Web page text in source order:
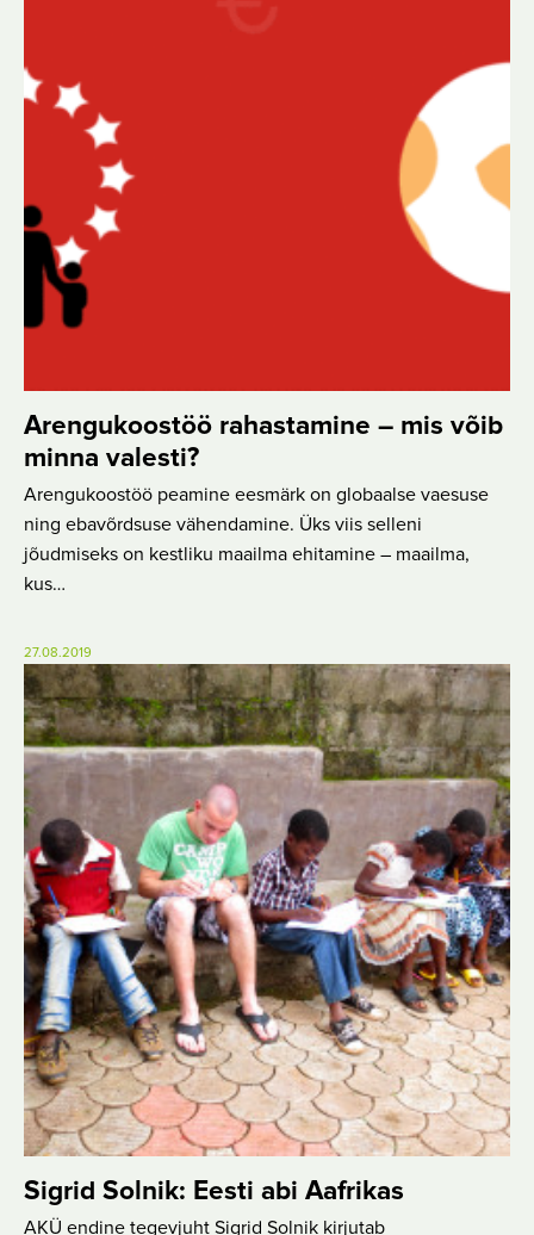
Arengukoostöö rahastamine – mis võib
minna valesti?
Arengukoostöö peamine eesmärk on globaalse vaesuse
ning ebavõrdsuse vähendamine. Üks viis selleni
jõudmiseks on kestliku maailma ehitamine – maailma,
kus…
27.08.2019
Sigrid Solnik: Eesti abi Aafrikas
AKÜ endine tegevjuht Sigrid Solnik kirjutab